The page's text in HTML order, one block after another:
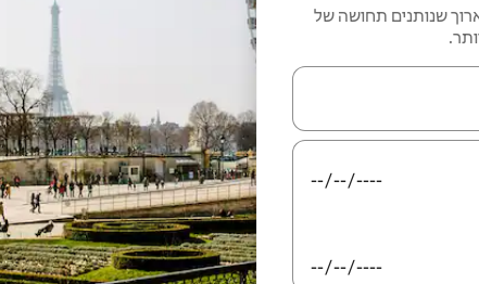
שנותנים תחושה של
לנווט עם מקשי החיצים למעלה ולמטה או לעיין בעזרת תנועות מגע או החלקה.